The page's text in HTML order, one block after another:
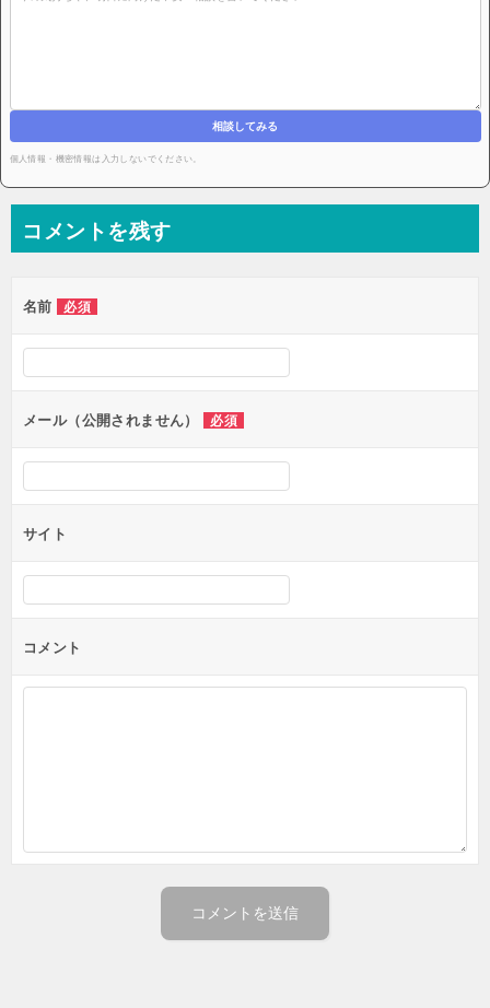
相談してみる
個人情報・機密情報は入力しないでください。
コメントを残す
名前 必須
メール（公開されません） 必須
サイト
コメント